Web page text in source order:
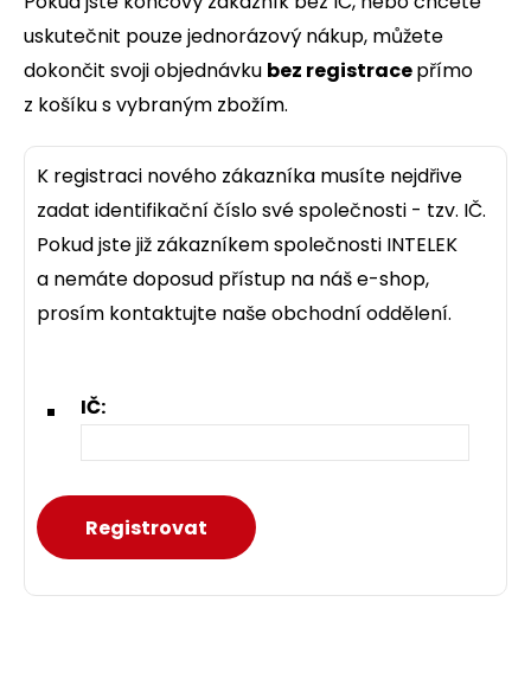
uskutečnit pouze jednorázový nákup, můžete
dokončit svoji objednávku bez registracepřímo
z košíku s vybraným zbožím.
K registraci nového zákazníka musíte nejdřive
zadat identifikační číslo své společnosti - tzv. IČ.
Pokud jste již zákazníkem společnosti INTELEK
a nemáte doposud přístup na náš e-shop,
prosím kontaktujte naše obchodní oddělení.
IČ: